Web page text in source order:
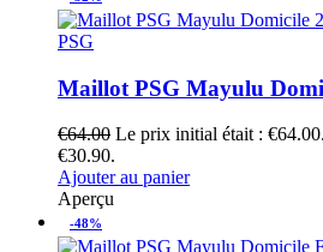
PSG
Maillot PSG Mayulu
€64.00 Le prix initial était : €64.00.
€30.90.
Ajouter au panier
Aperçu
-48%